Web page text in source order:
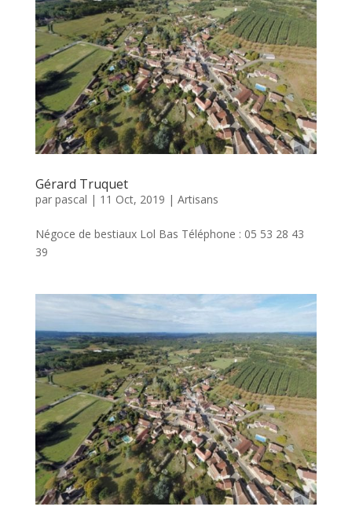
Gérard Truquet
par pascal | 11 Oct, 2019 | Artisans
Négoce de bestiaux Lol Bas Téléphone : 05 53 28 43
39